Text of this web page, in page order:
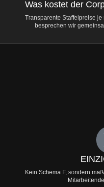
Was kostet der
Transparente Staffelpreise
besprechen wir
Kein Schema F, sondern